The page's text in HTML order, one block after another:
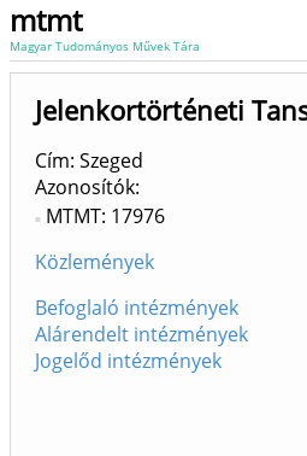
mtmt
Magyar Tudományos Művek Tára
Jelenkortörténeti
Cím: Szeged
Azonosítók
MTMT: 17976
Közlemények
Befoglaló intézmények
Alárendelt intézmények
Jogelőd intézmények